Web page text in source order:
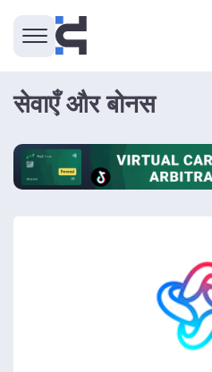
सेवाएँ और बोनस